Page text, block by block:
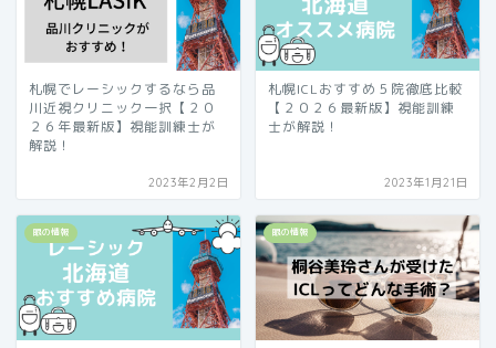
札幌でレーシックするなら品
川近視クリニック一択【２０
２６年最新版】視能訓練士が
解説！
2023年2月2日
札幌ICLおすすめ５院徹底比較
【２０２６最新版】視能訓練
士が解説！
2023年1月21日
眼の情報 眼の情報